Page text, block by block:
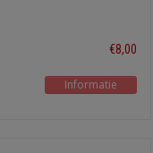
€8,00
Informatie